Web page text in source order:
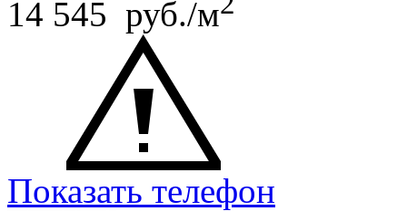
14 545 руб./м
Показать телефон